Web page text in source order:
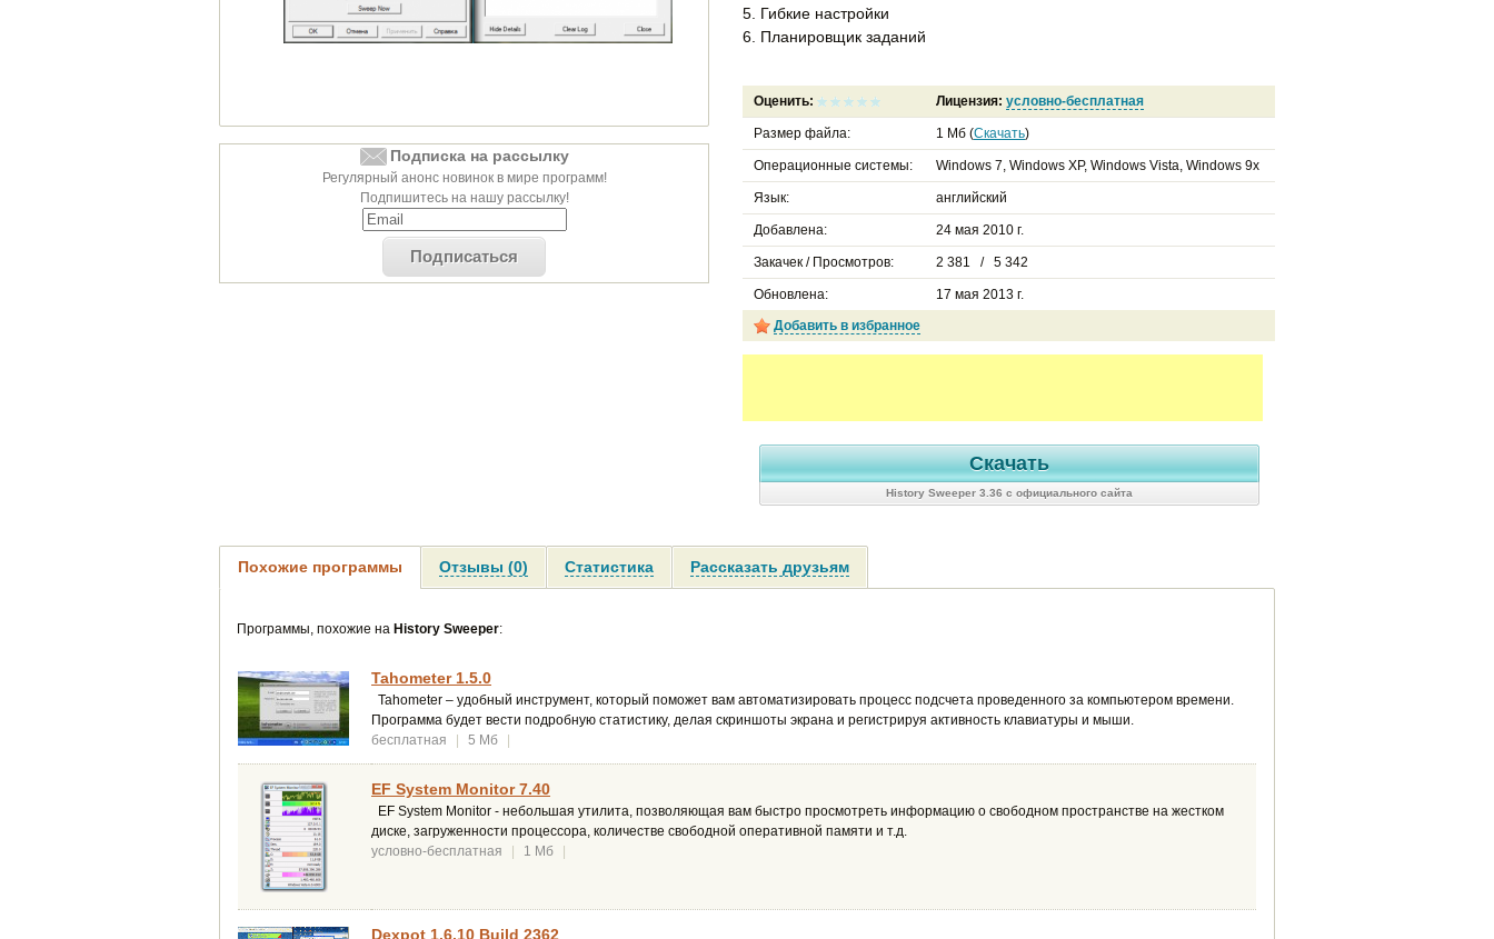
Подписка на рассылку
Регулярный анонс новинок в мире программ!
Подпишитесь на нашу рассылку!
Подписаться
5. Гибкие настройки
6. Планировщик заданий
Оценить: Лицензия: условно-бесплатная
Размер файла: 1 Мб (Скачать)
Операционные системы: Windows 7, Windows XP, Windows Vista, Windows 9x
Язык: английский
Добавлена: 24 мая 2010 г.
Закачек / Просмотров: 2 381 / 5 342
Обновлена:
17 мая 2013 г.
Добавить в избранное
Скачать
History Sweeper 3.36 с официального сайта
Похожие программы Отзывы (0) Статистика Рассказать друзьям
Программы, похожие на History Sweeper:
Tahometer 1.5.0
Tahometer – удобный инструмент, который поможет вам автоматизировать процесс подсчета проведенного за компьютером времени.
Программа будет вести подробную статистику, делая скриншоты экрана и регистрируя активность клавиатуры и мыши.
бесплатная
| 5 Мб |
EF System Monitor 7.40
EF System Monitor - небольшая утилита, позволяющая вам быстро просмотреть информацию о свободном пространстве на жестком
диске, загруженности процессора, количестве свободной оперативной памяти и т.д.
условно-бесплатная
| 1 Мб |
Dexpot 1.6.10 Build 2362